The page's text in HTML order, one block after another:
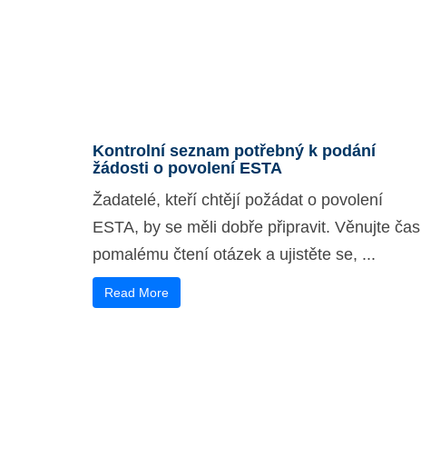
Kontrolní seznam potřebný k podání
žádosti o povolení ESTA
Žadatelé, kteří chtějí požádat o povolení
ESTA, by se měli dobře připravit. Věnujte čas
pomalému čtení otázek a ujistěte se, ...
Read More